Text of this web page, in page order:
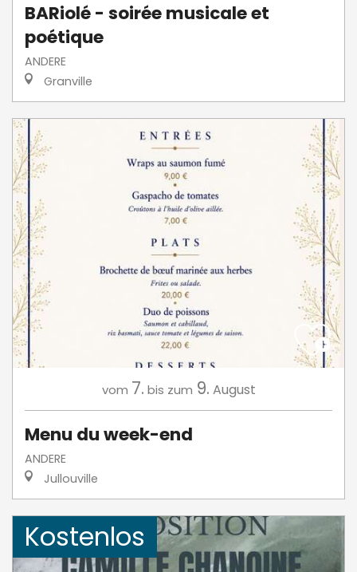
BARiolé - soirée musicale et
poétique
ANDERE
Granville
vom 7. bis zum 9. August
Menu du week-end
ANDERE
Jullouville
Kostenlos